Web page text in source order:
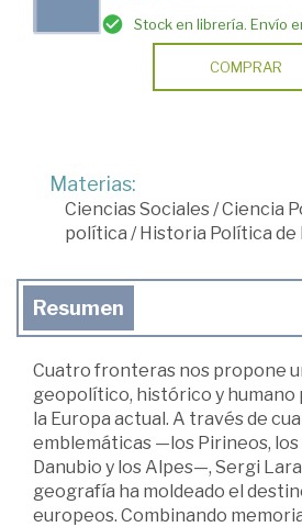
Stock en librería. Envío
COMPRAR
Materias:
Ciencias Sociales/Ciencia
política /Historia Política de
Resumen
Cuatro fronteras nos propone
geopolítico, histórico y humano
la Europa actual. A través de
emblemáticas —los Pirineos, los
Danubio y los Alpes—, Sergi
geografía ha moldeado el
europeos. Combinando